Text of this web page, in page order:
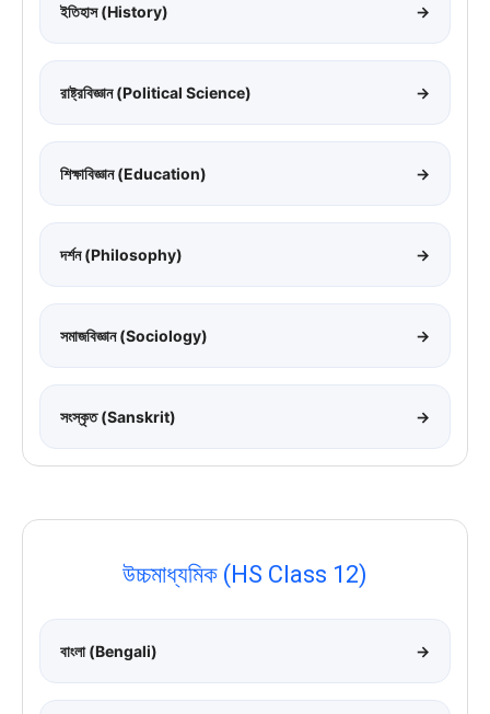
ইতিহাস (History) →
রাষ্ট্রবিজ্ঞান (Political Science) →
শিক্ষাবিজ্ঞান (Education) →
দর্শন (Philosophy) →
সমাজবিজ্ঞান (Sociology) →
সংস্কৃত (Sanskrit) →
উচ্চমাধ্যমিক (HS Class 12)
বাংলা (Bengali) →